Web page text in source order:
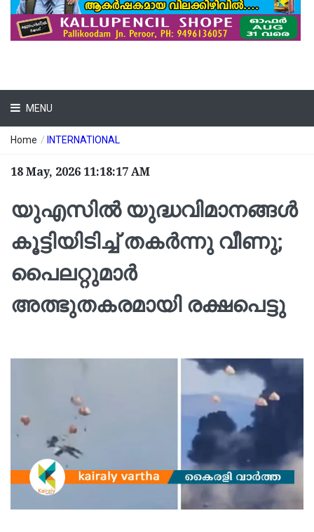
MENU
Home / INTERNATIONAL
18 May, 2026 11:18:17 AM
യുഎസിൽ യുദ്ധവിമാനങ്ങൾ
കൂട്ടിയിടിച്ച് തകർന്നു വീണു;
പൈ​ല​റ്റു​മാ​ര്‍
അത്ഭുതകരമായി ര​ക്ഷ​പെ​ട്ടു